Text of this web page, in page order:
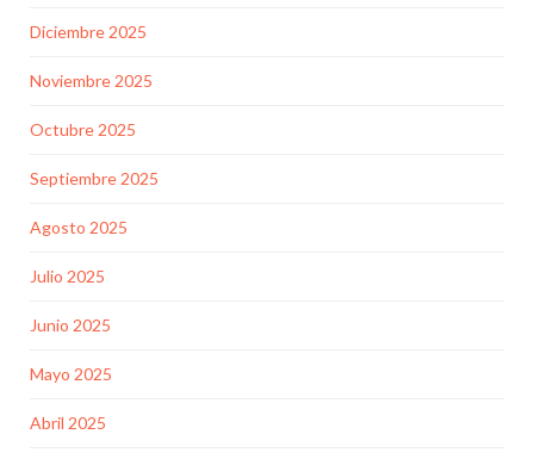
Diciembre 2025
Noviembre 2025
Octubre 2025
Septiembre 2025
Agosto 2025
Julio 2025
Junio 2025
Mayo 2025
Abril 2025